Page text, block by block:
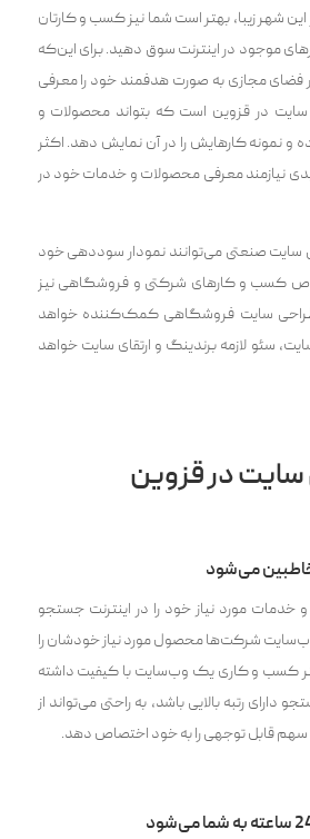
این شهر زیبا، بهتر است شما نیز کسب و کارتان
موجود در اینترنت سوق دهید. برای این‌که
فضای مجازی به صورت هدفمند خود را معرفی
سایت در قزوین است که بتواند محصولات و
و نمونه کارهایش را در آن نمایش دهد. اکثر
نیازمند معرفی محصولات و خدمات خود در
سایت صنعتی می‌توانند نمودار سوددهی خود
کسب و کار‌های شرکتی و فروشگاهی نیز
سایت فروشگاهی کمک‌کننده خواهد
سئو لازمه برندینگ و ارتقای سایت خواهد
سایت در قزوین
می‌شود
و خدمات مورد نیاز خود را در اینترنت جستجو
شرکت‌ها محصول مورد نیاز خودشان را
کسب و کاری یک وب‌سایت با کیفیت داشته
دارای رتبه بالایی باشد، به راحتی می‌تواند از
سهم قابل توجهی را به خود اختصاص دهد.